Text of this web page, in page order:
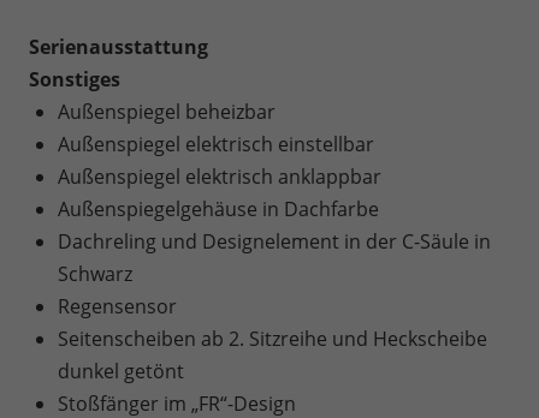
Serienausstattung
Sonstiges
Außenspiegel beheizbar
Außenspiegel elektrisch einstellbar
Außenspiegel elektrisch anklappbar
Außenspiegelgehäuse in Dachfarbe
Dachreling und Designelement in der C-Säule in
Schwarz
Regensensor
Seitenscheiben ab 2. Sitzreihe und Heckscheibe
dunkel getönt
Stoßfänger im „FR“-Design